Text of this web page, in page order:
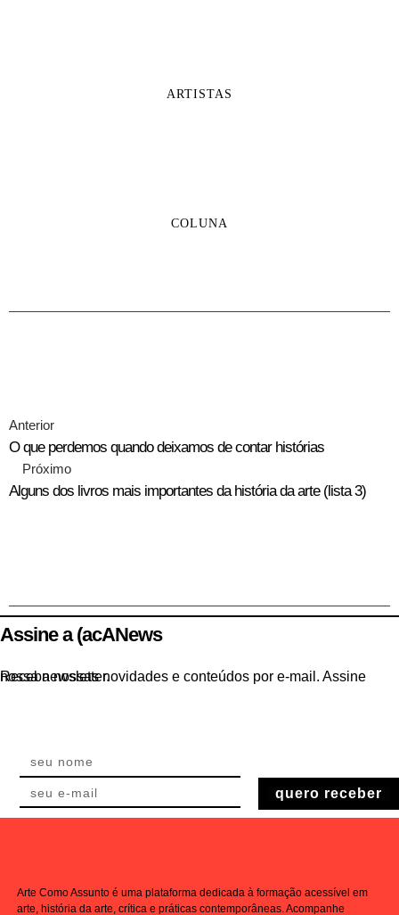
ARTISTAS
COLUNA
Anterior
O que perdemos quando deixamos de contar histórias
Próximo
Alguns dos livros mais importantes da história da arte (lista 3)
Assine a (acANews
Receba nossas novidades e conteúdos por e-mail. Assine nossa newsletter.
quero receber
Arte Como Assunto é uma plataforma dedicada à formação acessível em
arte, história da arte, crítica e práticas contemporâneas. Acompanhe